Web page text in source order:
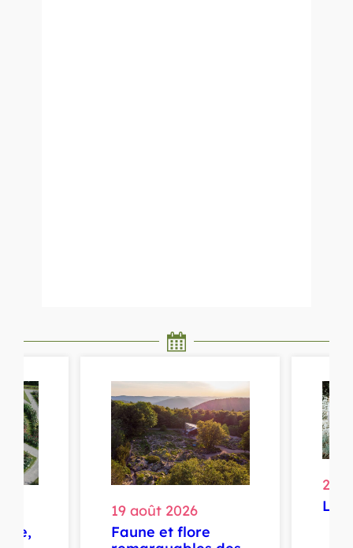
19 août 2026
Faune et flore
21
La